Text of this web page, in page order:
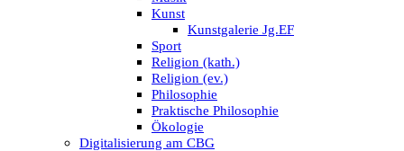
Kunst
Kunstgalerie Jg.EF
Sport
Religion (kath.)
Religion (ev.)
Philosophie
Praktische Philosophie
Ökologie
Digitalisierung am CBG